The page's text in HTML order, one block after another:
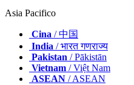
Asia Pacifico
Cina / 中国
India / भारत गणराज्य
Pakistan / Pākistān
Vietnam / Việt Nam
ASEAN / ASEAN